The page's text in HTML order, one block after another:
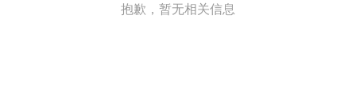
抱歉，暂无相关信息